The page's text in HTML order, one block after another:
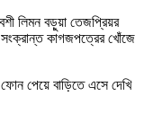
লিমন বড়ুয়া তেজপ্রিয়র
সংক্রান্ত কাগজপত্রের খোঁজে
পেয়ে বাড়িতে এসে দেখি